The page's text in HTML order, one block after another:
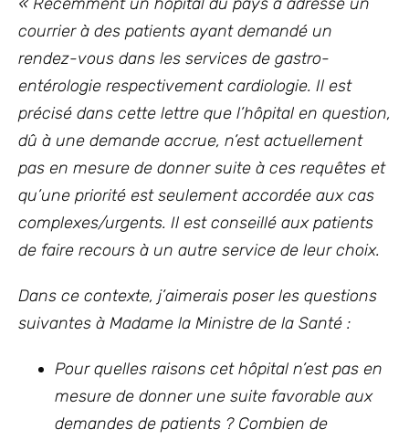
courrier à des patients ayant demandé un
rendez-vous dans les services de gastro-
entérologie respectivement cardiologie. Il est
précisé dans cette lettre que l’hôpital en question,
dû à une demande accrue, n’est actuellement
pas en mesure de donner suite à ces requêtes et
qu’une priorité est seulement accordée aux cas
complexes/urgents. Il est conseillé aux patients
de faire recours à un autre service de leur choix.
Dans ce contexte, j’aimerais poser les questions
suivantes à Madame la Ministre de la Santé :
Pour quelles raisons cet hôpital n’est pas en
mesure de donner une suite favorable aux
demandes de patients ? Combien de